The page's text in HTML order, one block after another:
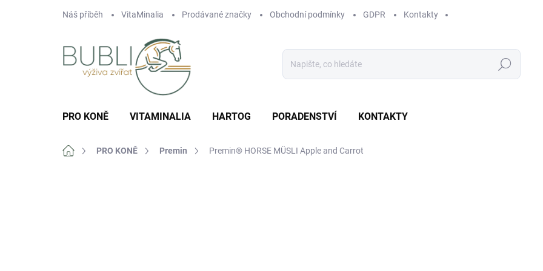
Náš příběh VitaMinalia Prodávané značky Obchodní podmínky GDPR Kontakty
Hledat
PRO KONĚ VITAMINALIA HARTOG PORADENSTVÍ KONTAKTY
Domů PRO KONĚ Premin Premin® HORSE MÜSLI Apple and Carrot